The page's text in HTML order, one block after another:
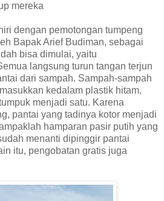
mereka
dengan pemotongan tumpeng
Bapak Arief Budiman, sebagai
bisa dimulai, yaitu
langsung turun tangan terjun
dari sampah. Sampah-sampah
kedalam plastik hitam,
menjadi satu. Karena
pantai yang tadinya kotor menjadi
hamparan pasir putih yang
menanti dipinggir pantai
itu, pengobatan gratis juga